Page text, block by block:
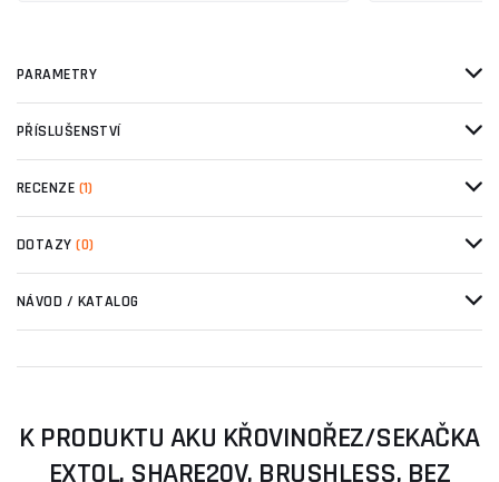
PARAMETRY
PŘÍSLUŠENSTVÍ
RECENZE (1)
DOTAZY(0)
NÁVOD / KATALOG
K PRODUKTU AKU KŘOVINOŘEZ/SEKAČKA
EXTOL, SHARE20V, BRUSHLESS, BEZ